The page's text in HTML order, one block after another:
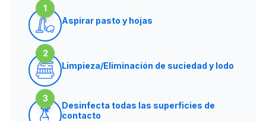
1
Aspirar pasto y hojas
2
Limpieza/Eliminación de suciedad y lodo
3
Desinfecta todas las superficies de
contacto